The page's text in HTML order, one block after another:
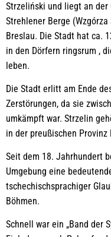
Strzeliński und liegt an der
Strehlener Berge
Breslau. Die Stadt hat ca.
in den Dörfern ringsrum ,
leben.
Die Stadt erlitt am Ende
Zerstörungen, da sie
umkämpft war. Strzelin
in der preußischen Provinz
Seit dem 18. Jahrhundert
Umgebung eine
tschechischsprachiger
Böhmen.
Schnell war ein „Band der